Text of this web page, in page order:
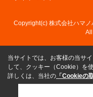
Copyright(c) 株式会社ハマ
当サイトでは、お客様の当サ
して、クッキー（Cookie）を
詳しくは、当社の 「Cookieの